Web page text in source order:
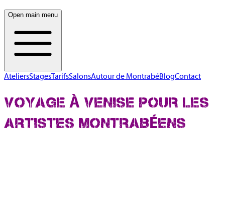
Open main menu
AteliersStagesTarifsSalonsAutour de MontrabéBlogContact
VOYAGE À VENISE POUR LES
ARTISTES MONTRABÉENS